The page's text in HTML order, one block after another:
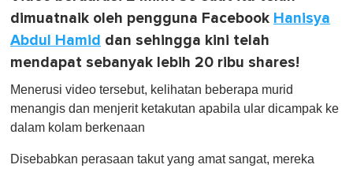
dimuatnaik oleh pengguna Facebook Hanisya
Abdul Hamid dan sehingga kini telah
mendapat sebanyak lebih 20 ribu shares!
Menerusi video tersebut, kelihatan beberapa murid
menangis dan menjerit ketakutan apabila ular dicampak ke
dalam kolam berkenaan
Disebabkan perasaan takut yang amat sangat, mereka